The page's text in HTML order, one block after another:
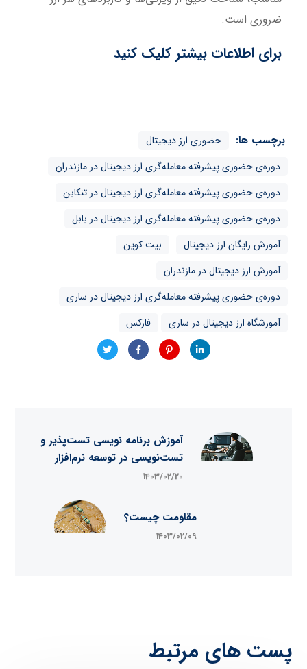
ضروری است.
برای اطلاعات بیشتر کلیک کنید
برچسب ها:
حضوری ارز دیجیتال
دوره‌ی حضوری پیشرفته معامله‌گری ارز دیجیتال در مازندران
دوره‌ی حضوری پیشرفته معامله‌گری ارز دیجیتال در تنکابن
دوره‌ی حضوری پیشرفته معامله‌گری ارز دیجیتال در بابل
آموزش رایگان ارز دیجیتال
بیت کوین
آموزش ارز دیجیتال در مازندران
دوره‌ی حضوری پیشرفته معامله‌گری ارز دیجیتال در ساری
آموزشگاه ارز دیجیتال در ساری
فارکس
آموزش برنامه نویسی تست‌پذیر و
تست‌نویسی در توسعه نرم‌افزار
1403/02/20
مقاومت چیست؟
1403/02/09
پست های مرتبط